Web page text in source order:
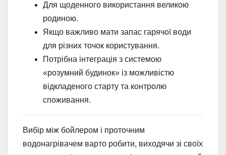
Для щоденного використання великою
родиною.
Якщо важливо мати запас гарячої води
для різних точок користування.
Потрібна інтеграція з системою
«розумний будинок» із можливістю
відкладеного старту та контролю
споживання.
Вибір між бойлером і проточним
водонагрівачем варто робити, виходячи зі своїх